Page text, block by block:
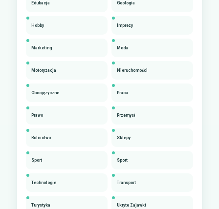
Edukacja Geologia
Hobby Imprezy
Marketing Moda
Motoryzacja Nieruchomości
Obcojęzyczne Praca
Prawo Przemysł
Rolnictwo Sklepy
Sport Sport
Technologie Transport
Turystyka Ukryte Zajawki